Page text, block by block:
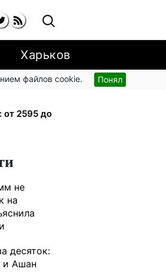
Харьков
файлов cookie. Понял
от 2595 до
не
на
десяток:
и Ашан